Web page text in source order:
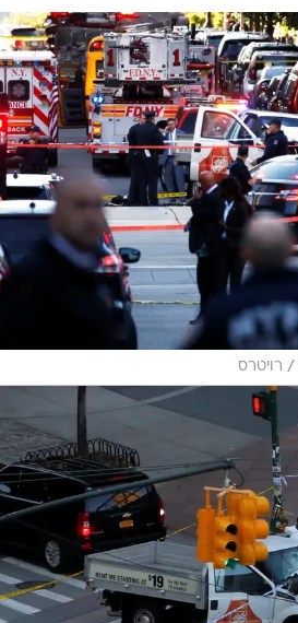
/ רויטרס